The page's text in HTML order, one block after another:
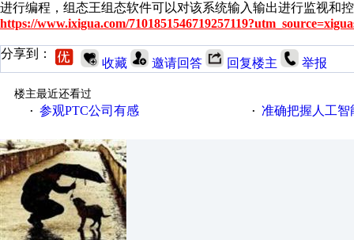
进行编程，组态王组态软件可以对该系统输入输出进行监视和
https://www.ixigua.com/
分享到：
收藏 邀请回答 回复楼主 举报
楼主最近还看过
· 参观PTC公司有感 · 准确把握人工